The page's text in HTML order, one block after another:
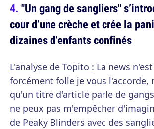
"Un gang de sangliers"
cour d’une crèche et crée la
dizaines d’enfants confinés
L'analyse de Topito : La news
forcément folle je vous l'accorde,
qu'un titre d'article parle de
ne peux pas m'empêcher
de Peaky Blinders avec des